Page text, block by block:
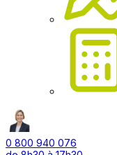
0 800 940 076